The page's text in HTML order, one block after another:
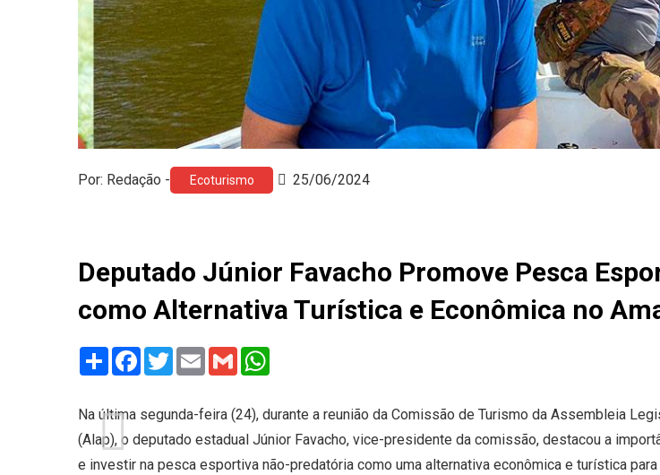
Por: Redação - Ecoturismo 25/06/2024
Deputado Júnior Favacho Promove Pesca
como Alternativa Turística e Econômica no
Share Facebook
TwitterEmail Gmail
Na última segunda-feira (24), durante a reunião da Comissão de Turismo da Assembleia
(Alap), o deputado estadual Júnior Favacho, vice-presidente da comissão, destacou a
e investir na pesca esportiva não-predatória como uma alternativa econômica e turística